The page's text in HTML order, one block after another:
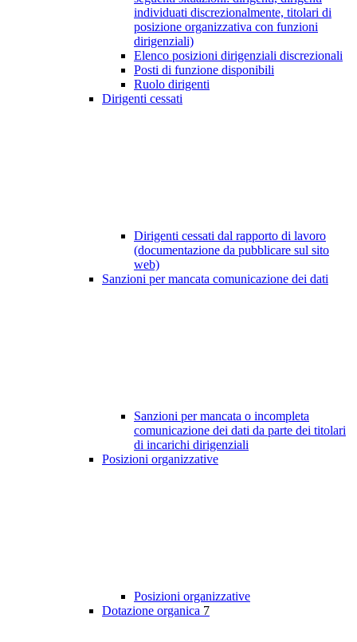
individuati discrezionalmente, titolari di
posizione organizzativa con funzioni
dirigenziali)
Elenco posizioni dirigenziali discrezionali
Posti di funzione disponibili
Ruolo dirigenti
Dirigenti cessati
Dirigenti cessati dal rapporto di lavoro
(documentazione da pubblicare sul sito
web)
Sanzioni per mancata comunicazione dei dati
Sanzioni per mancata o incompleta
comunicazione dei dati da parte dei titolari
di incarichi dirigenziali
Posizioni organizzative
Posizioni organizzative
Dotazione organica 7